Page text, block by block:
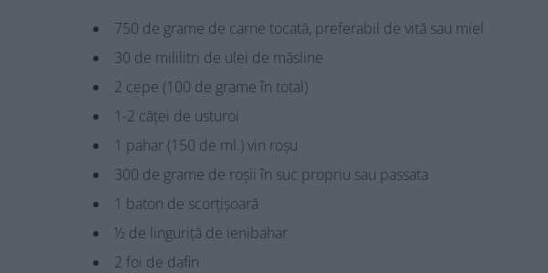
750 de grame de carne tocată, preferabil de vită sau miel
30 de mililitri de ulei de măsline
2 cepe (100 de grame în total)
1-2 căței de usturoi
1 pahar (150 de ml.) vin roșu
300 de grame de roșii în suc propriu sau passata
1 baton de scorțișoară
½ de linguriță de ienibahar
2 foi de dafin